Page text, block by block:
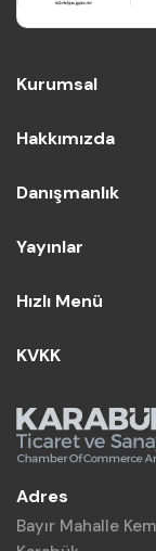
Kurumsal
Hakkımızda
Danışmanlık
Yayınlar
Hızlı Menü
KVKK
Adres
Bayır Mahalle